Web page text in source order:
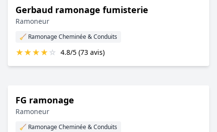
Gerbaud ramonage fumisterie
Ramoneur
🧹 Ramonage Cheminée & Conduits
★★★★☆ 4.8/5 (73 avis)
FG ramonage
Ramoneur
🧹 Ramonage Cheminée & Conduits